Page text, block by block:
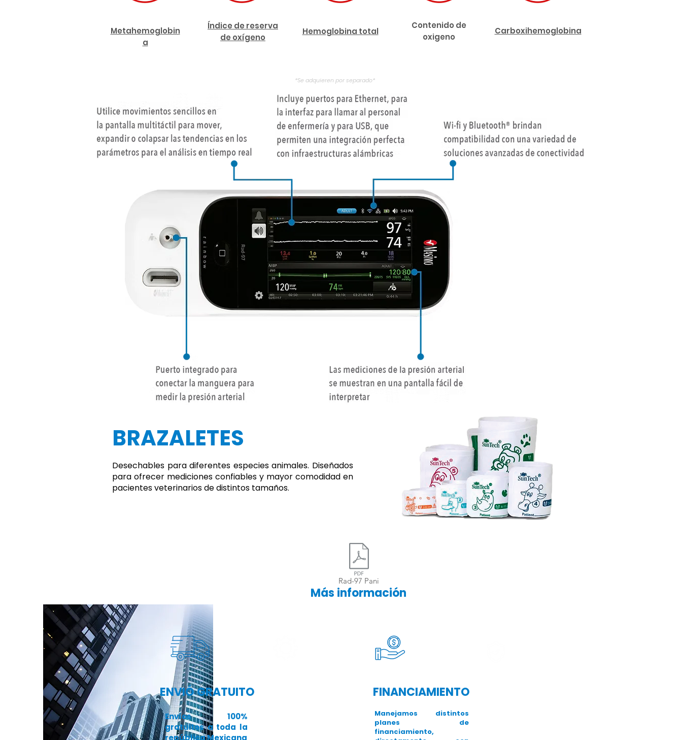
Metahemoglobin
a
Índice de reserva
de oxígeno
Hemoglobina total
Contenido de
oxigeno
Carboxihemoglobina
*Se adquieren por separado*
BRAZALETES
Desechables para diferentes especies animales. Diseñados
para ofrecer mediciones confiables y mayor comodidad en
pacientes veterinarios de distintos tamaños.
Rad-97 Pani
Más información
ENVIÓ GRATUITO
​Envíos 100%
gratuitos a toda la
república Mexicana
FINANCIAMIENTO
Manejamos distintos
planes de
financiamiento,